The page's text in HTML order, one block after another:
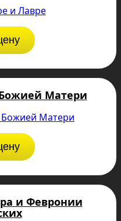
Матери
и Февронии